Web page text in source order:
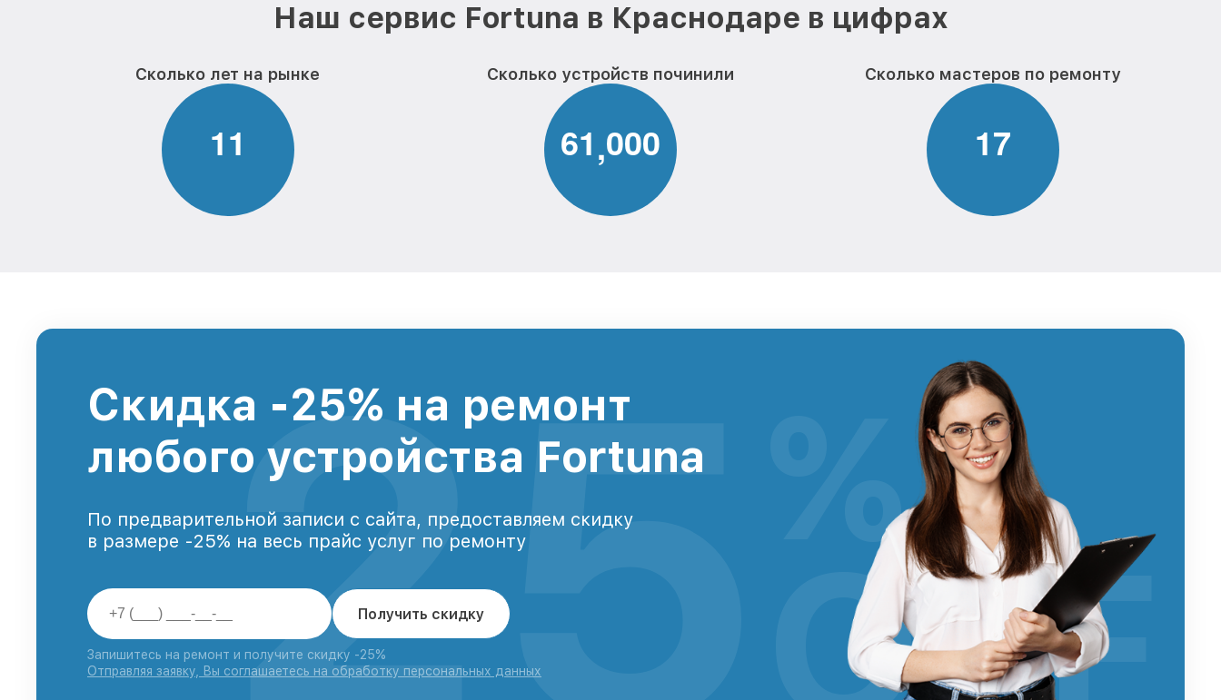
Наш сервис Fortuna в Краснодаре в цифрах
Сколько лет на рынке
11
Сколько устройств починили
61,000
Сколько мастеров по ремонту
17
Скидка -25% на ремонт
любого устройства Fortuna
По предварительной записи с сайта, предоставляем скидку
в размере -25% на весь прайс услуг по ремонту
Получить скидку
Запишитесь на ремонт и получите скидку -25%
Отправляя заявку, Вы соглашаетесь на обработку персональных данных
25 %
OFF